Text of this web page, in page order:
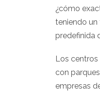
¿cómo
teniendo un
predefinida
Los centros
con
empresas